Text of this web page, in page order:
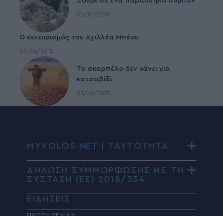
02/01/2015
Ο εκνευρισμός του Αχιλλέα Μπέου
02/01/2015
To σκαρπέλο δεν κάνει για
κατσαβίδι
03/01/2015
MYVOLOS.NET | ΤΑΥΤΟΤΗΤΑ
ΔΗΛΩΣΗ ΣΥΜΜΟΡΦΩΣΗΣ ΜΕ ΤΗ
ΣΥΣΤΑΣΗ (ΕΕ) 2018/334
ΕΙΔΗΣΕΙΣ